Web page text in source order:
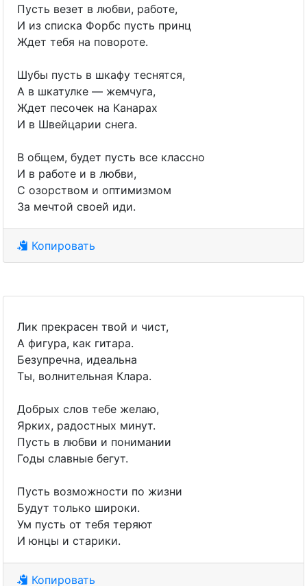
Пусть везет в любви, работе,
И из списка Форбс пусть принц
Ждет тебя на повороте.
Шубы пусть в шкафу теснятся,
А в шкатулке — жемчуга,
Ждет песочек на Канарах
И в Швейцарии снега.
В общем, будет пусть все классно
И в работе и в любви,
С озорством и оптимизмом
За мечтой своей иди.
Копировать
Лик прекрасен твой и чист,
А фигура, как гитара.
Безупречна, идеальна
Ты, волнительная Клара.
Добрых слов тебе желаю,
Ярких, радостных минут.
Пусть в любви и понимании
Годы славные бегут.
Пусть возможности по жизни
Будут только широки.
Ум пусть от тебя теряют
И юнцы и старики.
Копировать